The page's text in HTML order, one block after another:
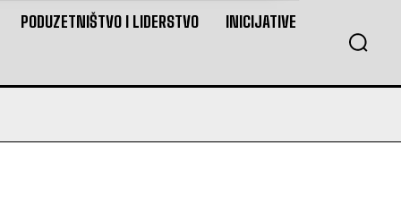
PODUZETNIŠTVO I LIDERSTVO INICIJATIVE